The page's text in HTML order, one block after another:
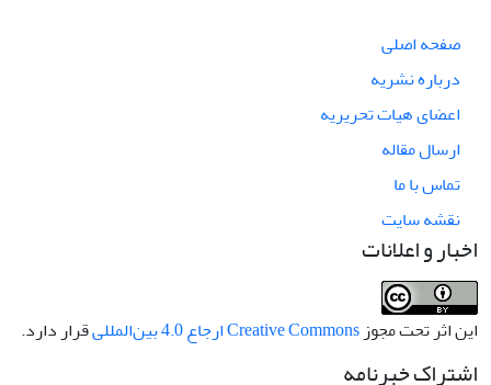
صفحه اصلی
درباره نشریه
اعضای هیات تحریریه
ارسال مقاله
تماس با ما
نقشه سایت
اخبار و اعلانات
این اثر تحت مجوز Creative Commons ارجاع 4.0 بین‌المللی قرار دارد.
اشتراک خبرنامه